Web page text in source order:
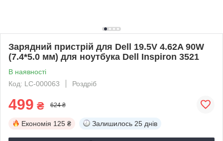
Зарядний пристрій для Dell 19.5V 4.62A 90W
(7.4*5.0 мм) для ноутбука Dell Inspiron 3521
В наявності
Код: LC-000063
Роздріб
499 ₴ 624 ₴
Економія 125 ₴ Залишилось 25 днів